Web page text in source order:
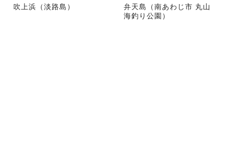
吹上浜（淡路島）
弁天島（南あわじ市 丸山
海釣り公園）